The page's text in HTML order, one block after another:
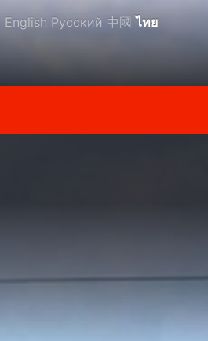
English Русский 中國 ไทย